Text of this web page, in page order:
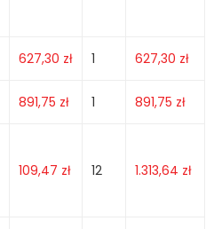
627,30 zł 1 627,30 zł
891,75 zł 1 891,75 zł
109,47 zł 12 1.313,64 zł